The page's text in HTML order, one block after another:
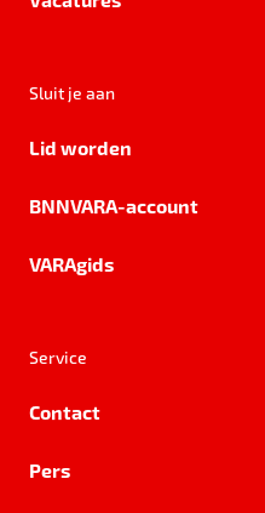
Sluit je aan
Lid worden
BNNVARA-account
VARAgids
Service
Contact
Pers